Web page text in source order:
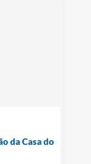
da Casa do